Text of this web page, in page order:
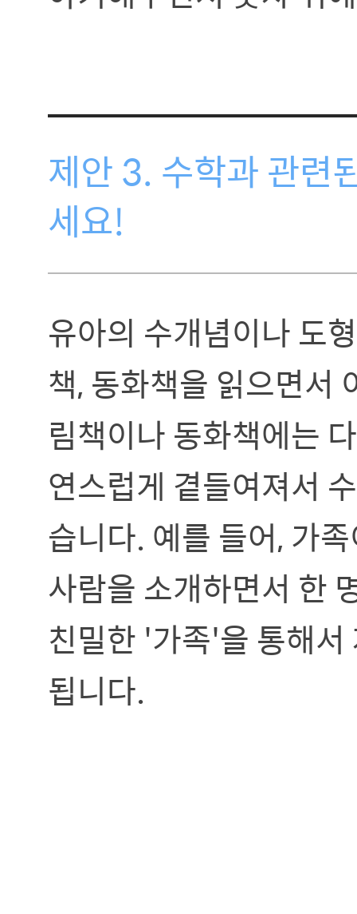
제안 3. 수학과 관련
세요!
유아의 수개념이나 도
책, 동화책을 읽으면서
림책이나 동화책에는
연스럽게 곁들여져서
습니다. 예를 들어, 가
사람을 소개하면서 한
친밀한 '가족'을 통해
됩니다.